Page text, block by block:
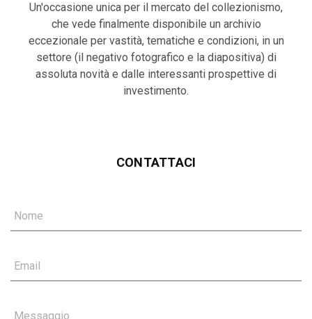
Un'occasione unica per il mercato del collezionismo,
che vede finalmente disponibile un archivio
eccezionale per vastità, tematiche e condizioni, in un
settore (il negativo fotografico e la diapositiva) di
assoluta novità e dalle interessanti prospettive di
investimento.
CONTATTACI
Nome
Email
Messaggio